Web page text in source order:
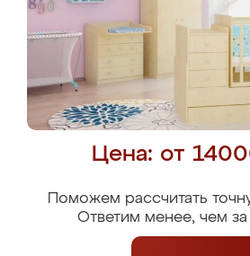
Цена: от
Поможем рассчитать
Ответим менее, чем за